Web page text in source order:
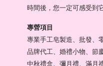
時間後，您一定可感受到
專營項目
專業手工皂製造、批發、
品牌代工、婚禮小物、節
中秋禮盒、彌月禮、滿月